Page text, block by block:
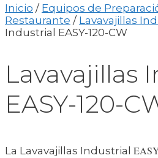
Inicio / Equipos de
Restaurante / Lavavajillas
Industrial EASY-120-CW
Lavavajillas
EASY-120-
La Lavavajillas Industrial